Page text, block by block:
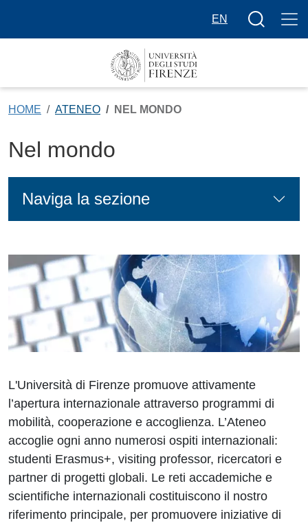
EN
Bottone
HOME ATENEO NEL MONDO
Nel mondo
L'Università di Firenze promuove attivamente
l’apertura internazionale attraverso programmi di
mobilità, cooperazione e accoglienza. L’Ateneo
accoglie ogni anno numerosi ospiti internazionali:
studenti Erasmus+, visiting professor, ricercatori e
partner di progetti globali. Le reti accademiche e
scientifiche internazionali costituiscono il nostro
riferimento principale, per promuovere iniziative di
Naviga la sezione